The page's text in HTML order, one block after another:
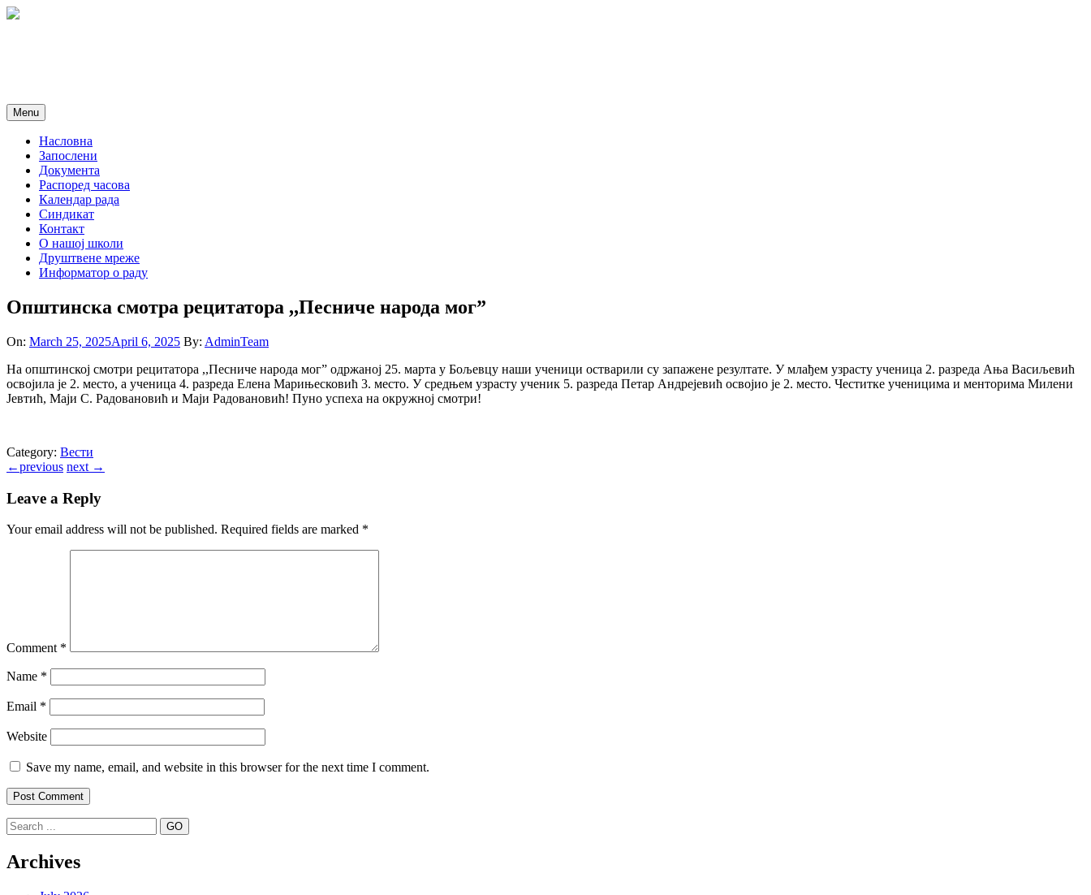
Skip
Menu
Насловна
Запослени
Документа
Распоред часова
Календар рада
Синдикат
Контакт
O нашој школи
Друштвене мреже
Информатор о раду
Општинска смотра рецитатора ,,Песниче народа мог”
On: March 25, 2025April 6, 2025 By: AdminTeam
На општинској смотри рецитатора ,,Песниче народа мог” одржаној 25. марта у Бољевцу наши ученици остварили су запажене резултате. У млађем узрасту ученица 2. разреда Ања Васиљевић
освојила је 2. место, а ученица 4. разреда Елена Марињесковић 3. место. У средњем узрасту ученик 5. разреда Петар Андрејевић освојио је 2. место. Честитке ученицима и менторима Милени
Јевтић, Маји С. Радовановић и Маји Радовановић! Пуно успеха на окружној смотри!
Category: Вести
←previous next →
Leave a Reply
Your email address will not be published. Required fields are marked *
Comment *
Name *
Email *
Website
Save my name, email, and website in this browser for the next time I comment.
Search
Archives